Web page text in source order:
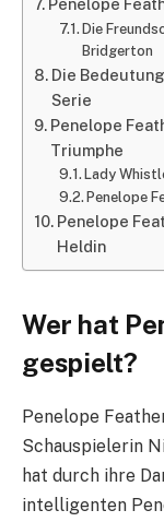
Die
Bridgerton
Die
Serie
Penelope
Triumphe
Lady
Penelope
Penelope
Heldin
Wer hat
gespielt?
Penelope
Schauspielerin
hat durch ihre
intelligenten